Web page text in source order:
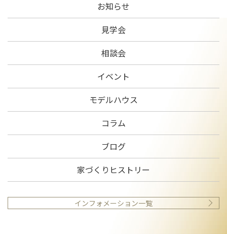
お知らせ
見学会
相談会
イベント
モデルハウス
コラム
ブログ
家づくりヒストリー
インフォメーション一覧